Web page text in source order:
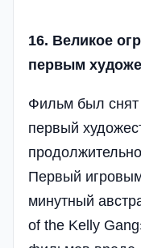
16. Великое
первым
Фильм был снят
первый
Первый
минутный
of the Kelly